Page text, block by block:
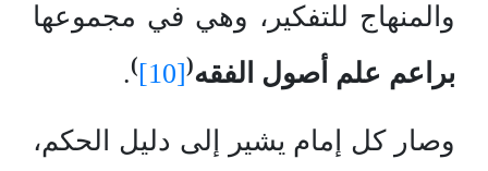
والمنهاج للتفكير، وهي في مجموعها
براعم علم أصول الفقه(
[10]
)
.
وصار كل إمام يشير إلى دليل الحكم،